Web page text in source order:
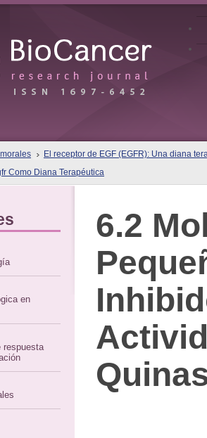
El receptor de EGF (EGFR): Una diana
Como Diana Terapéutica
en
respuesta
6.2